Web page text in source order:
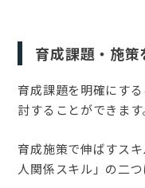
育成課題・施策
育成課題を明確にす
討することができます
育成施策で伸ばすス
人関係スキル」の二